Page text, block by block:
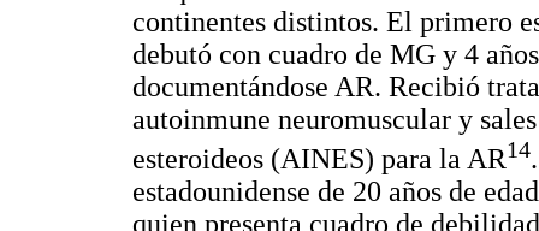
continentes distintos. El primero
debutó con cuadro de MG y 4
documentándose AR. Recibió
autoinmune neuromuscular y
esteroideos (AINES) para la AR14
estadounidense de 20 años de
quien presenta cuadro de